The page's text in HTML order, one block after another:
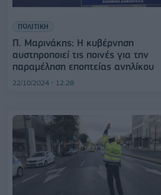
ΠΟΛΙΤΙΚΗ
Π. Μαρινάκης: Η κυβέρνηση
αυστηροποιεί τις ποινές για την
παραμέληση εποπτείας ανηλίκου
22/10/2024 - 12:28